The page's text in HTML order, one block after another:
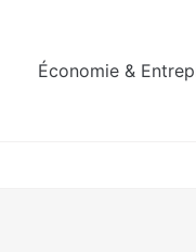
Économie &